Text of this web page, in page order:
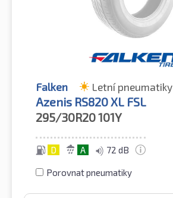
Falken Letní pneumatiky
Azenis RS820 XL FSL
295/30R20101Y
D A 72 dB
Porovnat pneumatiky